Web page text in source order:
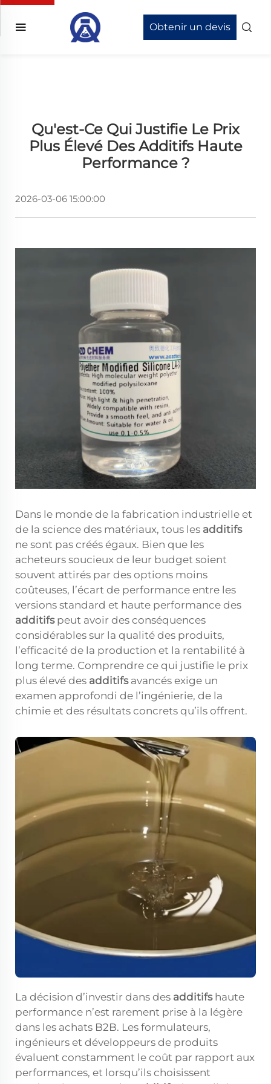
Obtenir un devis
Qu'est-Ce Qui Justifie Le Prix
Plus Élevé Des Additifs Haute
Performance ?
2026-03-06 15:00:00
Dans le monde de la fabrication industrielle et
de la science des matériaux, tous les additifs
ne sont pas créés égaux. Bien que les
acheteurs soucieux de leur budget soient
souvent attirés par des options moins
coûteuses, l’écart de performance entre les
versions standard et haute performance des
additifs peut avoir des conséquences
considérables sur la qualité des produits,
l’efficacité de la production et la rentabilité à
long terme. Comprendre ce qui justifie le prix
plus élevé des additifs avancés exige un
examen approfondi de l’ingénierie, de la
chimie et des résultats concrets qu’ils offrent.
La décision d’investir dans des additifs haute
performance n’est rarement prise à la légère
dans les achats B2B. Les formulateurs,
ingénieurs et développeurs de produits
évaluent constamment le coût par rapport aux
performances, et lorsqu’ils choisissent